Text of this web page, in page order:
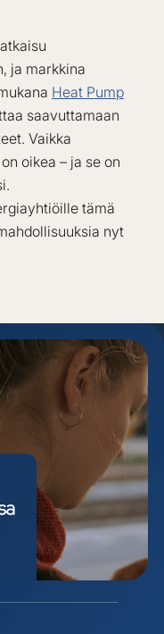
ja markkina
Heat Pump
saavuttamaan
Vaikka
oikea – ja se on
tämä
nyt